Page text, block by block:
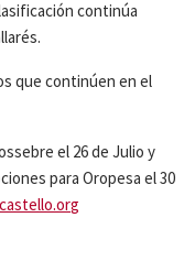
continúa
que continúen en el
el 26 de Julio y
para Oropesa el 30